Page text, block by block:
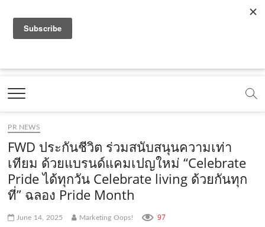
a
e
b
o
o
k
.
c
o
o
t
b
.
c
o
m
.
o
e
m
t
g
a
m
.
c
t
k
c
o
m
Marketing Oops!
DIGITAL | CREATIVE | ADVERTISING | CAMPAIGN |
PR NEWS
FWD ประกันชีวิต ร่วมสนับสนุนความเท่า
เทียม ด้วยแบรนด์แคมเปญใหม่ “Celebrate
Pride ได้ทุกวัน Celebrate living ด้วยกันทุก
ที่” ฉลอง Pride Month
June 14, 2025 Marketing Oops! 97